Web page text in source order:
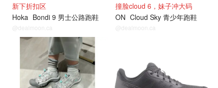
新下折扣区
Hoka Bondi 9 男士公路跑鞋
@dealmoon.ca
撞脸cloud 6，妹子冲大码
ON Cloud Sky 青少年跑鞋
@dealmoon.ca